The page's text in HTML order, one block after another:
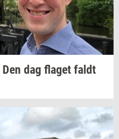
Den dag fla­get faldt